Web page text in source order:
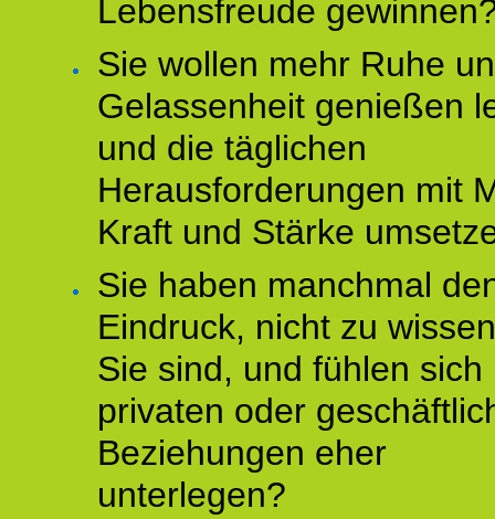
Lebensfreude
Sie wollen mehr Ruhe
Gelassenheit genießen
und die täglichen
Herausforderungen mit
Kraft und Stärke
Sie haben manchmal
Eindruck, nicht zu
Sie sind, und fühlen sich
privaten oder
Beziehungen eher
unterlegen?